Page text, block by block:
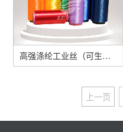
高强涤纶工业丝（可生产各种颜色）
上一页